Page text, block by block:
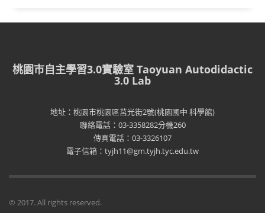
桃園市自主學習3.0實驗室 Taoyuan Autodidactic
3.0 Lab
地址：桃園市桃園區莒光街2號(桃園國中 科學館)
聯絡電話：03-3358282分機260
傳真電話：03-3326107
電子信箱：tyjh11@gm.tyjh.tyc.edu.tw
© 2017. All rights reserved.